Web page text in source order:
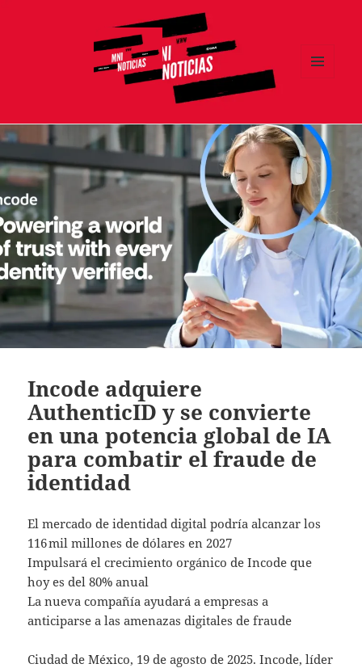
Incode adquiere
AuthenticID y se convierte
en una potencia global de IA
para combatir el fraude de
identidad
El mercado de identidad digital podría alcanzar los
116 mil millones de dólares en 2027
Impulsará el crecimiento orgánico de Incode que
hoy es del 80% anual
La nueva compañía ayudará a empresas a
anticiparse a las amenazas digitales de fraude
Ciudad de México, 19 de agosto de 2025. Incode, líder